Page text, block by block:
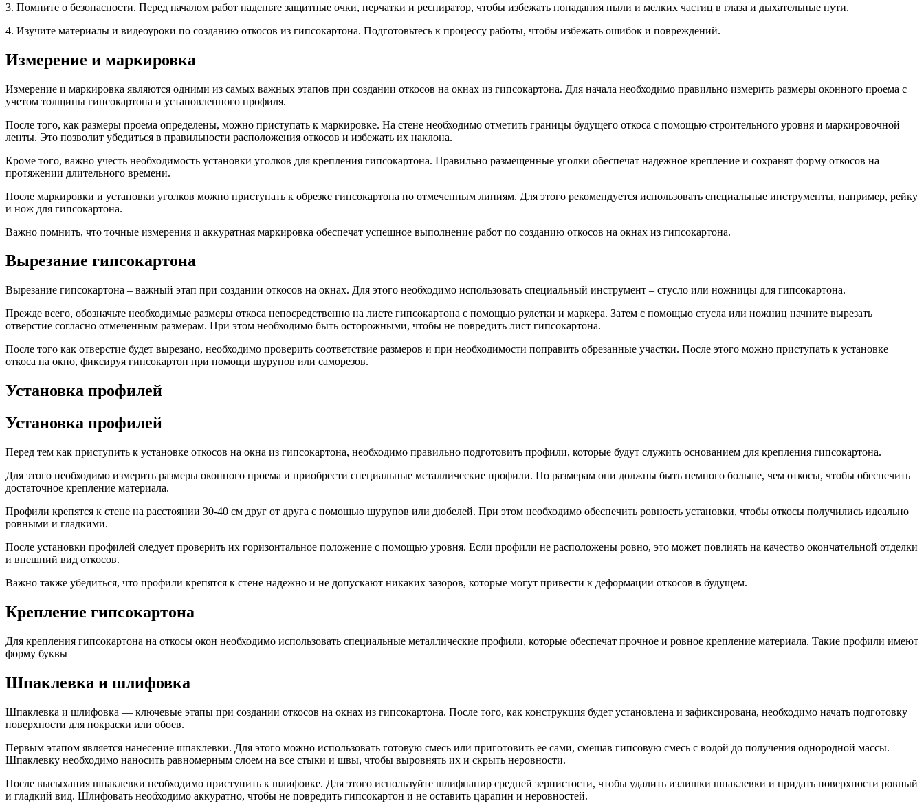
3. Помните о безопасности. Перед началом работ наденьте защитные очки, перчатки и респиратор, чтобы избежать попадания пыли и мелких частиц в глаза и дыхательные пути.
4. Изучите материалы и видеоуроки по созданию откосов из гипсокартона. Подготовьтесь к процессу работы, чтобы избежать ошибок и повреждений.
Измерение и маркировка
Измерение и маркировка являются одними из самых важных этапов при создании откосов на окнах из гипсокартона. Для начала необходимо правильно измерить размеры оконного проема с
учетом толщины гипсокартона и установленного профиля.
После того, как размеры проема определены, можно приступать к маркировке. На стене необходимо отметить границы будущего откоса с помощью строительного уровня и маркировочной
ленты. Это позволит убедиться в правильности расположения откосов и избежать их наклона.
Кроме того, важно учесть необходимость установки уголков для крепления гипсокартона. Правильно размещенные уголки обеспечат надежное крепление и сохранят форму откосов на
протяжении длительного времени.
После маркировки и установки уголков можно приступать к обрезке гипсокартона по отмеченным линиям. Для этого рекомендуется использовать специальные инструменты, например, рейку
и нож для гипсокартона.
Важно помнить, что точные измерения и аккуратная маркировка обеспечат успешное выполнение работ по созданию откосов на окнах из гипсокартона.
Вырезание гипсокартона
Вырезание гипсокартона – важный этап при создании откосов на окнах. Для этого необходимо использовать специальный инструмент – стусло или ножницы для гипсокартона.
Прежде всего, обозначьте необходимые размеры откоса непосредственно на листе гипсокартона с помощью рулетки и маркера. Затем с помощью стусла или ножниц начните вырезать
отверстие согласно отмеченным размерам. При этом необходимо быть осторожными, чтобы не повредить лист гипсокартона.
После того как отверстие будет вырезано, необходимо проверить соответствие размеров и при необходимости поправить обрезанные участки. После этого можно приступать к установке
откоса на окно, фиксируя гипсокартон при помощи шурупов или саморезов.
Установка профилей
Установка профилей
Перед тем как приступить к установке откосов на окна из гипсокартона, необходимо правильно подготовить профили, которые будут служить основанием для крепления гипсокартона.
Для этого необходимо измерить размеры оконного проема и приобрести специальные металлические профили. По размерам они должны быть немного больше, чем откосы, чтобы обеспечить
достаточное крепление материала.
Профили крепятся к стене на расстоянии 30-40 см друг от друга с помощью шурупов или дюбелей. При этом необходимо обеспечить ровность установки, чтобы откосы получились идеально
ровными и гладкими.
После установки профилей следует проверить их горизонтальное положение с помощью уровня. Если профили не расположены ровно, это может повлиять на качество окончательной отделки
и внешний вид откосов.
Важно также убедиться, что профили крепятся к стене надежно и не допускают никаких зазоров, которые могут привести к деформации откосов в будущем.
Крепление гипсокартона
Для крепления гипсокартона на откосы окон необходимо использовать специальные металлические профили, которые обеспечат прочное и ровное крепление материала. Такие профили имеют
форму буквы
Шпаклевка и шлифовка
Шпаклевка и шлифовка — ключевые этапы при создании откосов на окнах из гипсокартона. После того, как конструкция будет установлена и зафиксирована, необходимо начать подготовку
поверхности для покраски или обоев.
Первым этапом является нанесение шпаклевки. Для этого можно использовать готовую смесь или приготовить ее сами, смешав гипсовую смесь с водой до получения однородной массы.
Шпаклевку необходимо наносить равномерным слоем на все стыки и швы, чтобы выровнять их и скрыть неровности.
После высыхания шпаклевки необходимо приступить к шлифовке. Для этого используйте шлифпапир средней зернистости, чтобы удалить излишки шпаклевки и придать поверхности ровный
и гладкий вид. Шлифовать необходимо аккуратно, чтобы не повредить гипсокартон и не оставить царапин и неровностей.